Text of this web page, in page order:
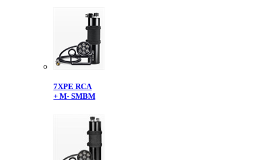
7XPE RCA
+ M- SMBM